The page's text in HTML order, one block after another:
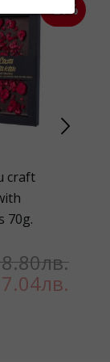
craft
70g.
-20%